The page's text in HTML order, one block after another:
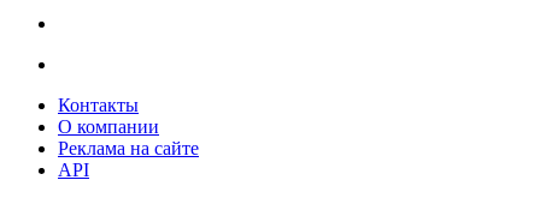
Контакты
О компании
Реклама на сайте
API